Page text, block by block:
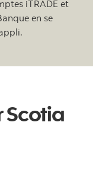
iTRADE et
en se
Scotia